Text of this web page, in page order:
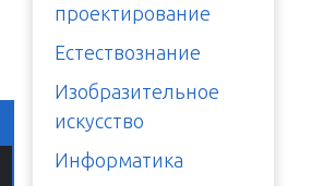
проектирование
Естествознание
Изобразительное
искусство
Информатика